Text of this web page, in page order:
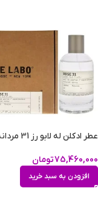
عطر ادکلن له لابو رز 31 مردانه و زنانه
75,460,000تومان
افزودن به سبد خرید